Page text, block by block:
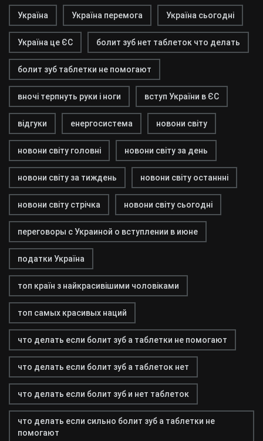
Україна Україна перемога Україна сьогодні
Україна це ЄС болит зуб нет таблеток что делать
болит зуб таблетки не помогают
вночі терпнуть руки і ноги вступ України в ЄС
відгуки енергосистема новони світу
новони світу головні новони світу за день
новони світу за тиждень новони світу останнні
новони світу стрічка новони світу сьогодні
переговоры с Украиной о вступлении в июне
податки Україна
топ країн з найкрасивішими чоловіками
топ самых красивых наций
что делать если болит зуб а таблетки не помогают
что делать если болит зуб а таблеток нет
что делать если болит зуб и нет таблеток
что делать если сильно болит зуб а таблетки не
помогают